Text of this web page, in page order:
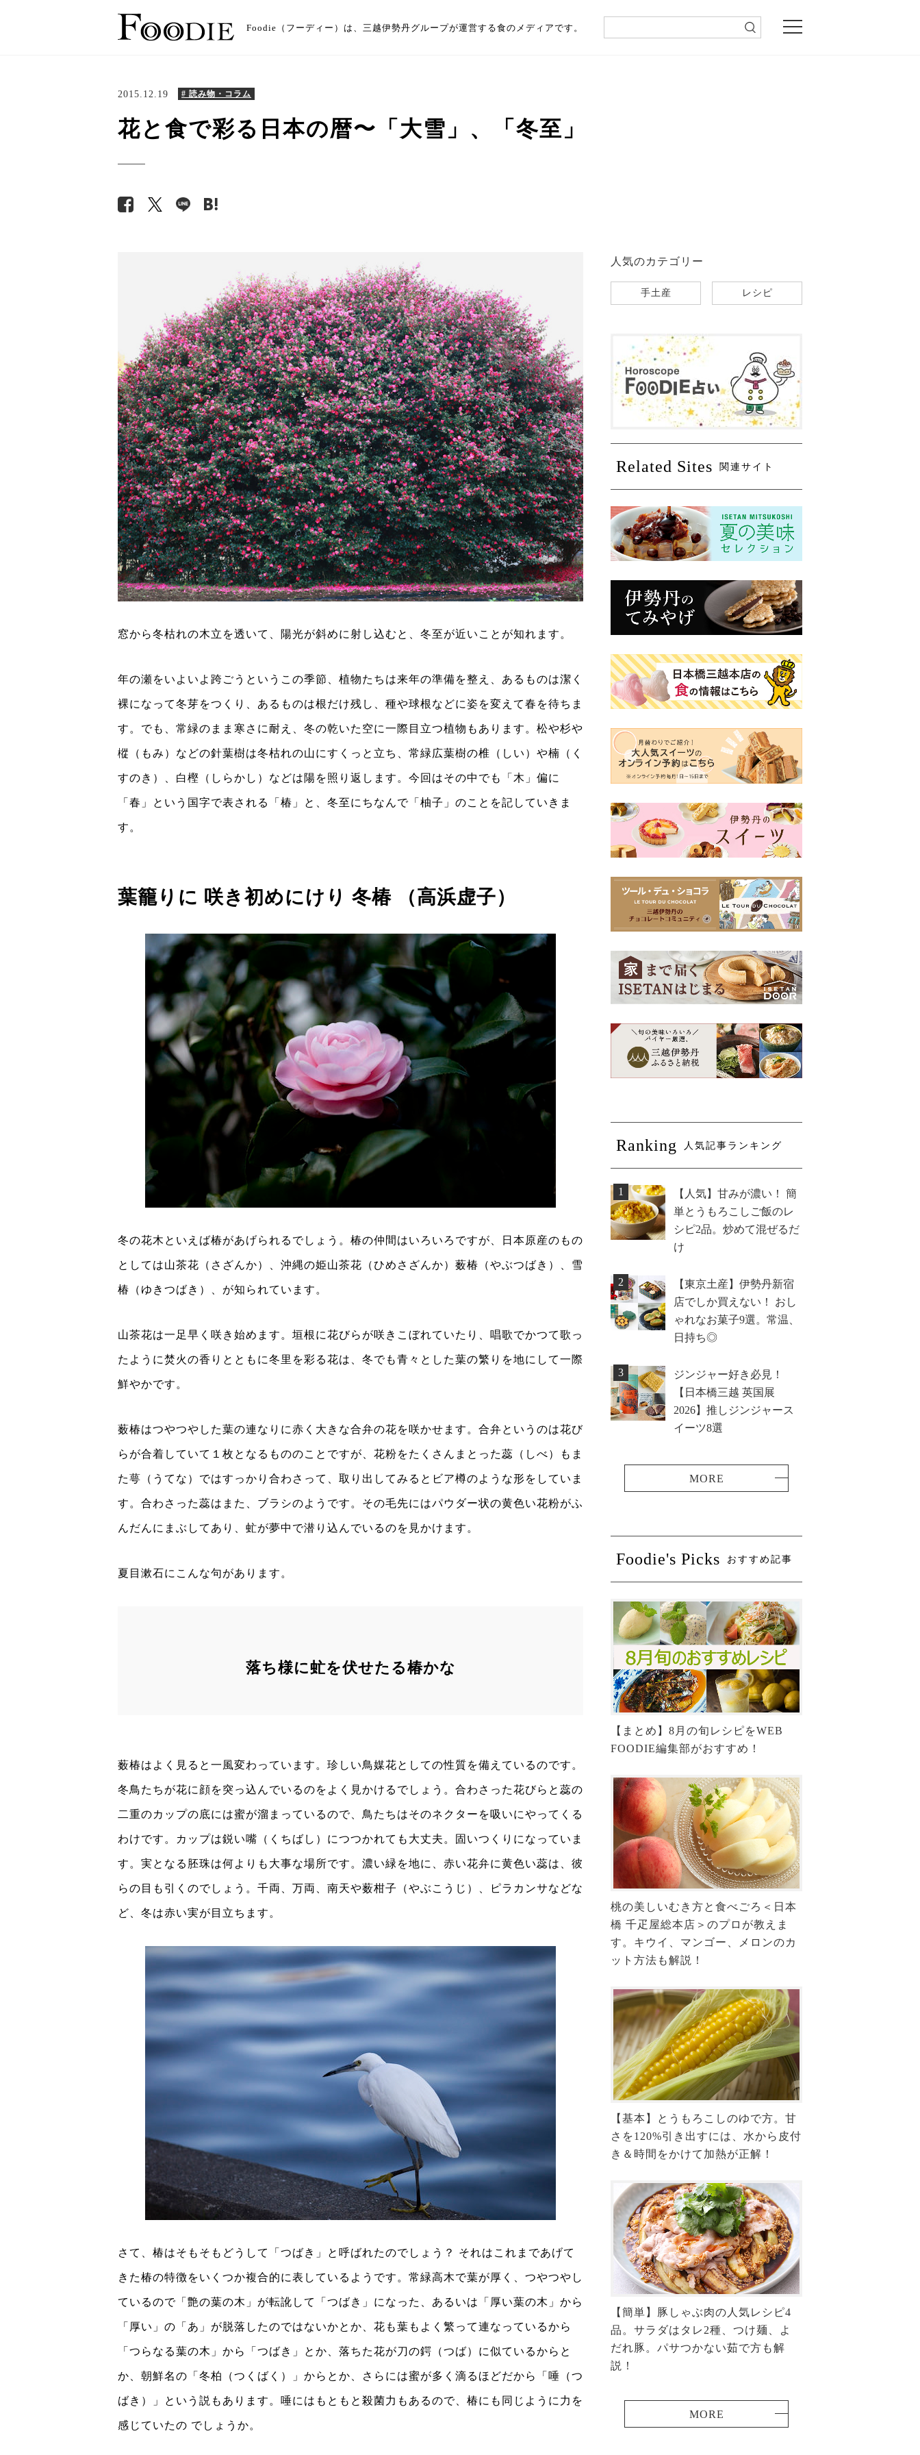
Foodie（フーディー）は、三越伊勢丹グループが運営する食のメディアです。
2015.12.19 # 読み物・コラム
花と食で彩る日本の暦〜「大雪」、「冬至」
窓から冬枯れの木立を透いて、陽光が斜めに射し込むと、冬至が近いことが知れます。
年の瀬をいよいよ跨ごうというこの季節、植物たちは来年の準備を整え、あるものは潔く
裸になって冬芽をつくり、あるものは根だけ残し、種や球根などに姿を変えて春を待ちま
す。でも、常緑のまま寒さに耐え、冬の乾いた空に一際目立つ植物もあります。松や杉や
樅（もみ）などの針葉樹は冬枯れの山にすくっと立ち、常緑広葉樹の椎（しい）や楠（く
すのき）、白樫（しらかし）などは陽を照り返します。今回はその中でも「木」偏に
「春」という国字で表される「椿」と、冬至にちなんで「柚子」のことを記していきま
す。
葉籠りに 咲き初めにけり 冬椿 （高浜虚子）
冬の花木といえば椿があげられるでしょう。椿の仲間はいろいろですが、日本原産のもの
としては山茶花（さざんか）、沖縄の姫山茶花（ひめさざんか）薮椿（やぶつばき）、雪
椿（ゆきつばき）、が知られています。
山茶花は一足早く咲き始めます。垣根に花びらが咲きこぼれていたり、唱歌でかつて歌っ
たように焚火の香りとともに冬里を彩る花は、冬でも青々とした葉の繁りを地にして一際
鮮やかです。
薮椿はつやつやした葉の連なりに赤く大きな合弁の花を咲かせます。合弁というのは花び
らが合着していて１枚となるもののことですが、花粉をたくさんまとった蕊（しべ）もま
た萼（うてな）ではすっかり合わさって、取り出してみるとビア樽のような形をしていま
す。合わさった蕊はまた、ブラシのようです。その毛先にはパウダー状の黄色い花粉がふ
んだんにまぶしてあり、虻が夢中で潜り込んでいるのを見かけます。
夏目漱石にこんな句があります。
落ち様に虻を伏せたる椿かな
薮椿はよく見ると一風変わっています。珍しい鳥媒花としての性質を備えているのです。
冬鳥たちが花に顔を突っ込んでいるのをよく見かけるでしょう。合わさった花びらと蕊の
二重のカップの底には蜜が溜まっているので、鳥たちはそのネクターを吸いにやってくる
わけです。カップは鋭い嘴（くちばし）につつかれても大丈夫。固いつくりになっていま
す。実となる胚珠は何よりも大事な場所です。濃い緑を地に、赤い花弁に黄色い蕊は、彼
らの目も引くのでしょう。千両、万両、南天や薮柑子（やぶこうじ）、ピラカンサなどな
ど、冬は赤い実が目立ちます。
さて、椿はそもそもどうして「つばき」と呼ばれたのでしょう？ それはこれまであげて
きた椿の特徴をいくつか複合的に表しているようです。常緑高木で葉が厚く、つやつやし
ているので「艶の葉の木」が転訛して「つばき」になった、あるいは「厚い葉の木」から
「厚い」の「あ」が脱落したのではないかとか、花も葉もよく繁って連なっているから
「つらなる葉の木」から「つばき」とか、落ちた花が刀の鍔（つば）に似ているからと
か、朝鮮名の「冬柏（つくばく）」からとか、さらには蜜が多く滴るほどだから「唾（つ
ばき）」という説もあります。唾にはもともと殺菌力もあるので、椿にも同じように力を
感じていたの でしょうか。
人気のカテゴリー
手土産 レシピ
Related Sites 関連サイト
Ranking 人気記事ランキング
1
【人気】甘みが濃い！ 簡
単とうもろこしご飯のレ
シピ2品。炒めて混ぜるだ
け
2
【東京土産】伊勢丹新宿
店でしか買えない！ おし
ゃれなお菓子9選。常温、
日持ち◎
3
ジンジャー好き必見！
【日本橋三越 英国展
2026】推しジンジャース
イーツ8選
Foodie's Picks おすすめ記事
【まとめ】8月の旬レシピをWEB
FOODIE編集部がおすすめ！
桃の美しいむき方と食べごろ＜日本
橋 千疋屋総本店＞のプロが教えま
す。キウイ、マンゴー、メロンのカ
ット方法も解説！
【基本】とうもろこしのゆで方。甘
さを120%引き出すには、水から皮付
き＆時間をかけて加熱が正解！
【簡単】豚しゃぶ肉の人気レシピ4
品。サラダはタレ2種、つけ麺、よ
だれ豚。パサつかない茹で方も解
説！
MORE